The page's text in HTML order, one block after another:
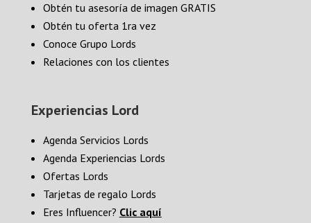
Obtén tu asesoría de imagen GRATIS
Obtén tu oferta 1ra vez
Conoce Grupo Lords
Relaciones con los clientes
Experiencias Lord
Agenda Servicios Lords
Agenda Experiencias Lords
Ofertas Lords
Tarjetas de regalo Lords
Eres Influencer? Clic aquí